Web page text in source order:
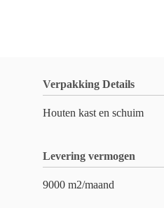
Verpakking Details
Houten kast en schuim
Levering vermogen
9000 m2/maand